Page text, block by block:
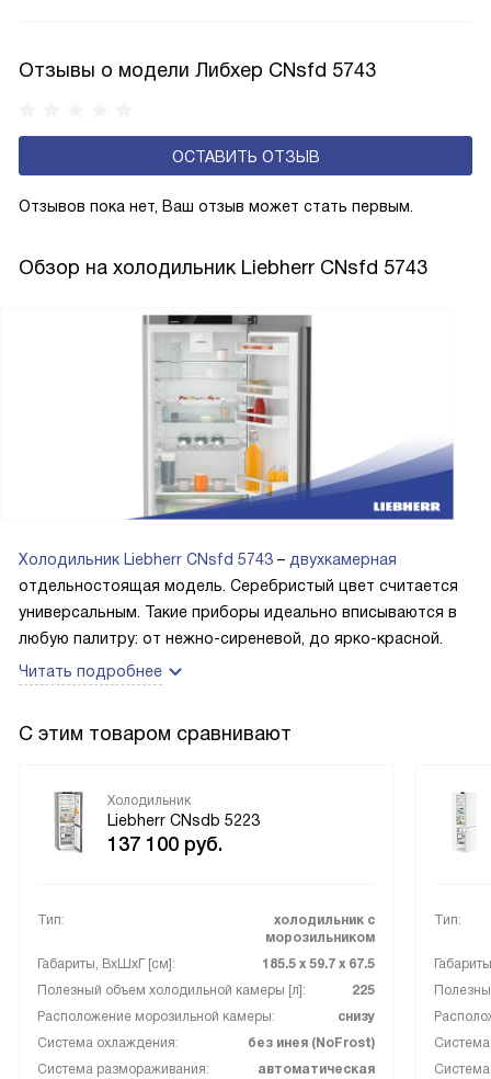
и быстрее происходит охлаждение, затрачивается
Отзывы о модели Либхер CNsfd 5743
ОСТАВИТЬ ОТЗЫВ
Отзывов пока нет, Ваш отзыв может стать первым.
Обзор на холодильник Liebherr CNsfd 5743
Холодильник Liebherr CNsfd 5743 – двухкамерная
отдельностоящая модель. Серебристый цвет считается
универсальным. Такие приборы идеально вписываются в
любую палитру: от нежно-сиреневой, до ярко-красной.
Читать подробнее
С этим товаром сравнивают
Холодильник
Liebherr CNsdb 5223
137 100 руб.
Тип:
холодильник с
морозильником
Габариты, ВxШxГ [см]:
185.5 х 59.7 х 67.5
Полезный объем холодильной камеры [л]:
225
Расположение морозильной камеры:
снизу
Система охлаждения:
без инея (NoFrost)
Система размораживания:
автоматическая
Тип: